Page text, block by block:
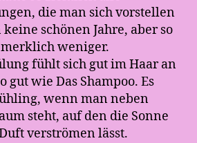
die man sich vorstellen
schönen Jahre, aber so
weniger.
fühlt sich gut im Haar an
gut wie Das Shampoo. Es
wenn man neben
steht, auf den die Sonne
verströmen lässt.